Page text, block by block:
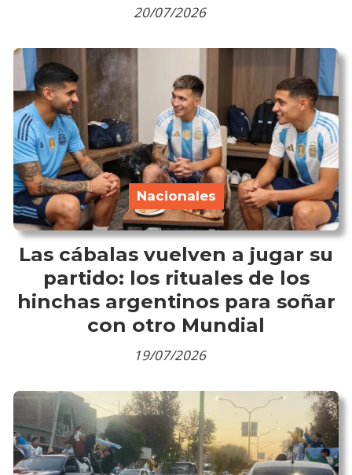
20/07/2026
Las cábalas vuelven a jugar su
partido: los rituales de los
hinchas argentinos para soñar
con otro Mundial
Nacionales
19/07/2026